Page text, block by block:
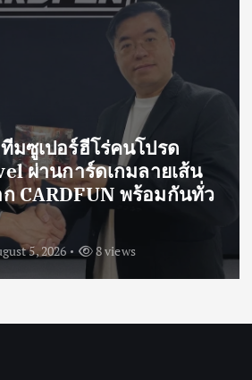
มซูเปอร์ฮีโร่คนโปรด
ผ่านการ์ดเกมลายเส้น
CARDFUN พร้อมกันทั่ว
5, 2026 8 views